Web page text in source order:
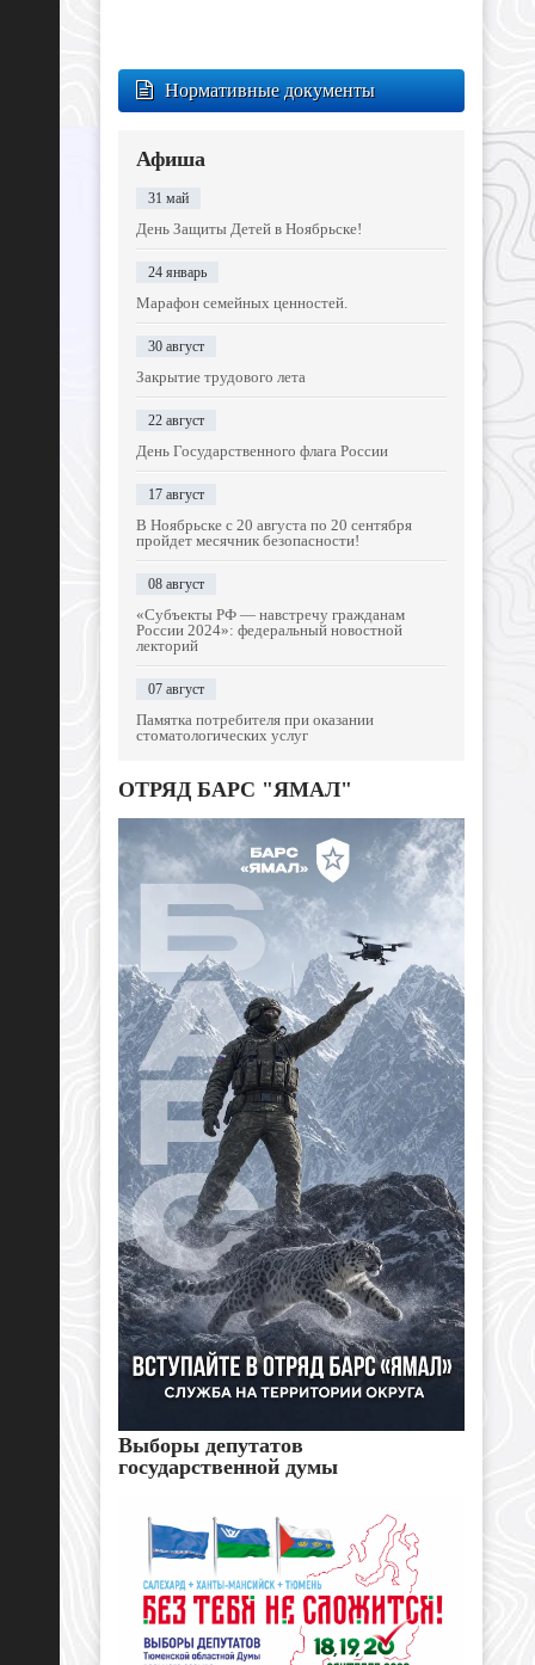
Нормативные документы
Афиша
31 май
День Защиты Детей в Ноябрьске!
24 январь
Марафон семейных ценностей.
30 август
Закрытие трудового лета
22 август
День Государственного флага России
17 август
В Ноябрьске с 20 августа по 20 сентября
пройдет месячник безопасности!
08 август
«Субъекты РФ — навстречу гражданам
России 2024»: федеральный новостной
лекторий
07 август
Памятка потребителя при оказании
стоматологических услуг
ОТРЯД БАРС "ЯМАЛ"
Выборы депутатов
государственной думы